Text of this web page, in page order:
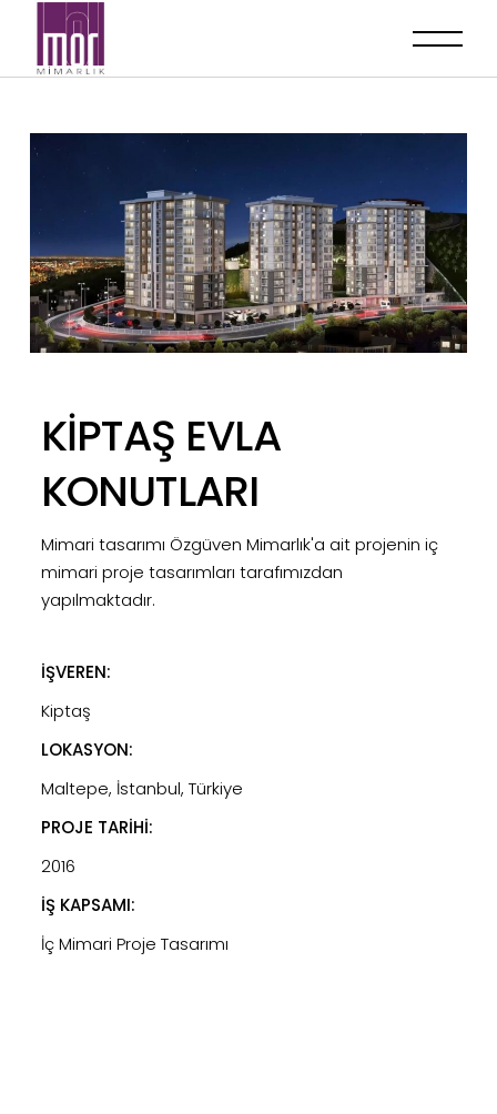
KİPTAŞ EVLA
KONUTLARI
Mimari tasarımı Özgüven Mimarlık'a ait projenin iç
mimari proje tasarımları tarafımızdan
yapılmaktadır.
İŞVEREN:
Kiptaş
LOKASYON:
Maltepe, İstanbul, Türkiye
PROJE TARİHİ:
2016
İŞ KAPSAMI:
İç Mimari Proje Tasarımı